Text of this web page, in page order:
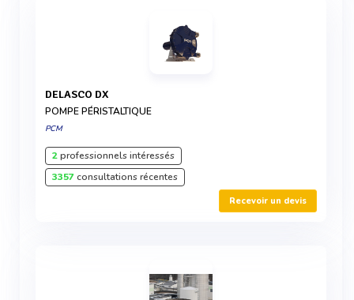
DELASCO DX
POMPE PÉRISTALTIQUE
PCM
2professionnels intéressés
3357consultations récentes
Recevoir un devis